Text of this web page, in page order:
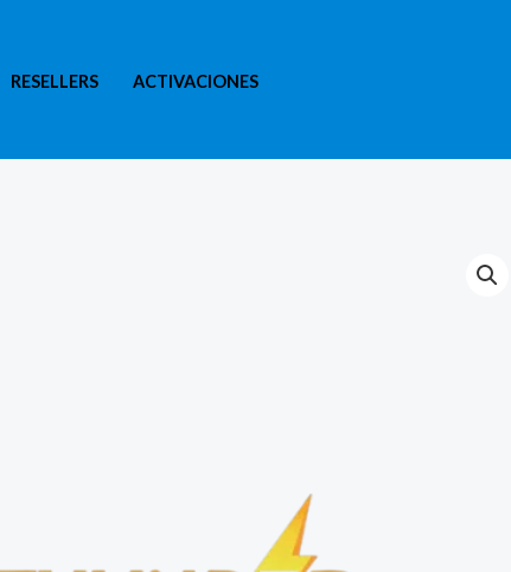
RESELLERS ACTIVACIONES